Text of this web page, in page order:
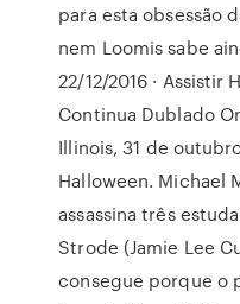
para esta obsessão
nem Loomis sabe
22/12/2016 · Assistir
Continua Dublado
Illinois, 31 de
Halloween. Michael
assassina três
Strode (Jamie Lee
consegue porque o